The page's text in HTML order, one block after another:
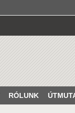
RÓLUNK